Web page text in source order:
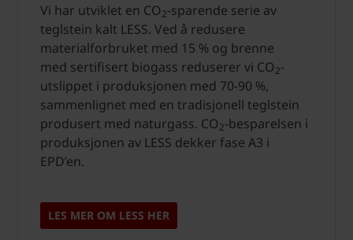
Vi har utviklet en CO2-sparende serie av
teglstein kalt LESS. Ved å redusere
materialforbruket med 15 % og brenne
med sertifisert biogass reduserer vi CO2-
utslippet i produksjonen med 70-90 %,
sammenlignet med en tradisjonell teglstein
produsert med naturgass. CO2-besparelsen i
produksjonen av LESS dekker fase A3 i
EPD’en.
LES MER OM LESS HER